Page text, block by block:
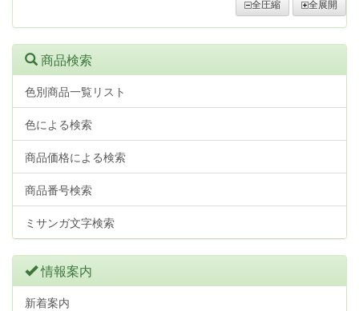
全圧縮 全展開
商品検索
色別商品一覧リスト
色による検索
商品価格による検索
商品番号検索
ミサンガ文字検索
情報案内
新着案内